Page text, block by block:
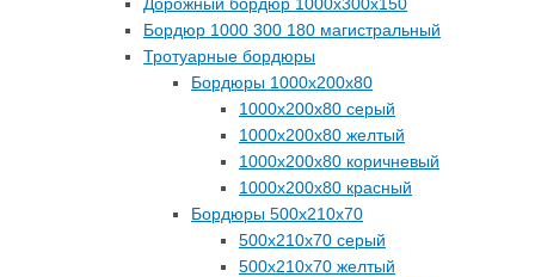
Дорожный бордюр 1000х300х150
Бордюр 1000 300 180 магистральный
Тротуарные бордюры
Бордюры 1000х200х80
1000х200х80 серый
1000х200х80 желтый
1000х200х80 коричневый
1000х200х80 красный
Бордюры 500х210х70
500х210х70 серый
500х210х70 желтый